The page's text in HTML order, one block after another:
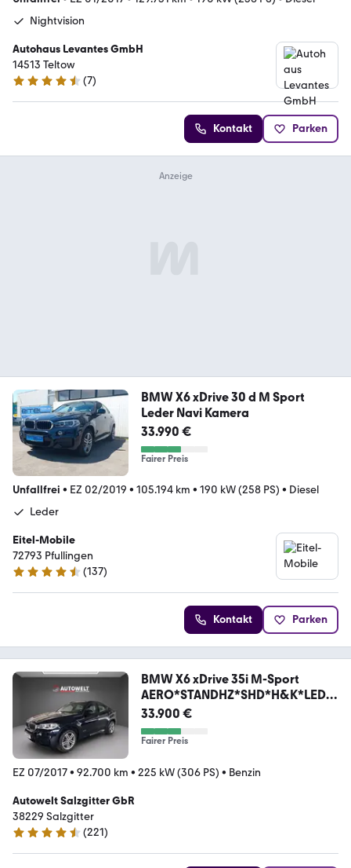
Nightvision
Autohaus Levantes GmbH
14513 Teltow
4.7 Sterne
(7)
Kontakt Parken
BMW X6 xDrive 30 d M Sport
Leder Navi Kamera
33.990 €
Fairer Preis
Unfallfrei • EZ 02/2019 • 105.194 km • 190 kW (258 PS) • Diesel
Leder
Eitel-Mobile
72793 Pfullingen
4.6 Sterne
(137)
Kontakt Parken
BMW X6 xDrive 35i M-Sport
AERO*STANDHZ*SHD*H&K*LEDE
R
33.900 €
Fairer Preis
EZ 07/2017• 92.700 km • 225 kW (306 PS) • Benzin
Autowelt Salzgitter GbR
38229 Salzgitter
4.7 Sterne
(221)